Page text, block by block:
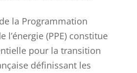
la Programmation
l’énergie (PPE) constitue
pour la transition
définissant les